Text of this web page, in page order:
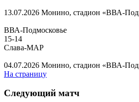
13.07.2026 Монино, стадион «ВВА-
ВВА-Подмосковье
15-14
Слава-МАР
04.07.2026 Монино, стадион «ВВА-
На страницу
Следующий матч